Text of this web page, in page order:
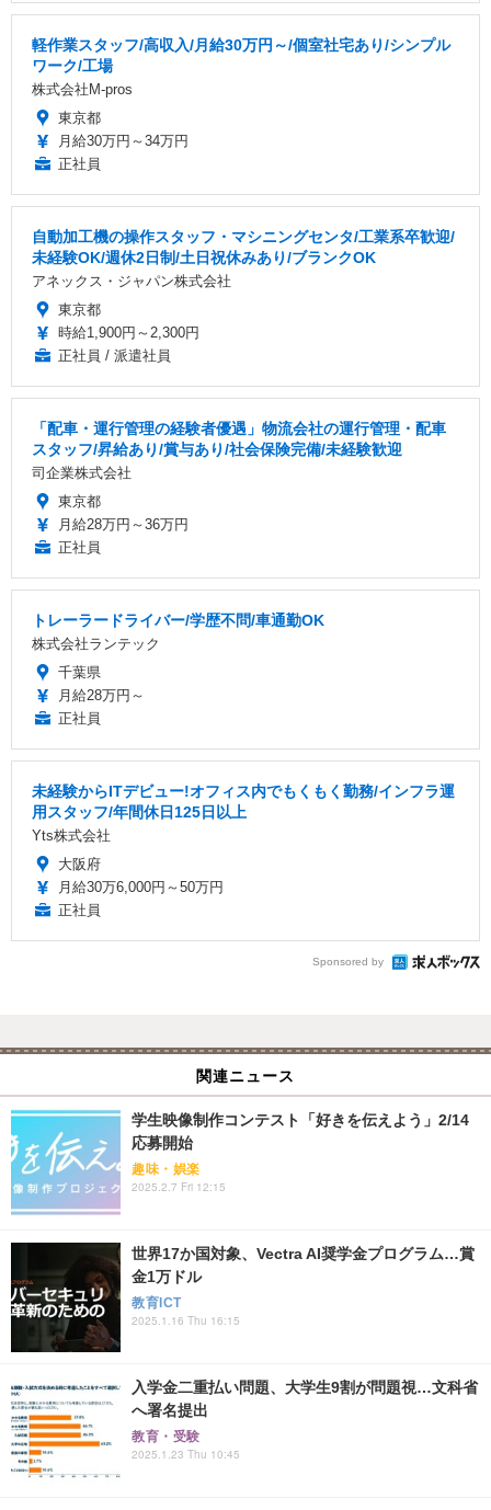
軽作業スタッフ/高収入/月給30万円～/個室社宅あり/シンプル
ワーク/工場
株式会社M-pros
東京都
月給30万円～34万円
正社員
自動加工機の操作スタッフ・マシニングセンタ/工業系卒歓迎/
未経験OK/週休2日制/土日祝休みあり/ブランクOK
アネックス・ジャパン株式会社
東京都
時給1,900円～2,300円
正社員 / 派遣社員
「配車・運行管理の経験者優遇」物流会社の運行管理・配車
スタッフ/昇給あり/賞与あり/社会保険完備/未経験歓迎
司企業株式会社
東京都
月給28万円～36万円
正社員
トレーラードライバー/学歴不問/車通勤OK
株式会社ランテック
千葉県
月給28万円～
正社員
未経験からITデビュー!オフィス内でもくもく勤務/インフラ運
用スタッフ/年間休日125日以上
Yts株式会社
大阪府
月給30万6,000円～50万円
正社員
Sponsored by
関連ニュース
学生映像制作コンテスト「好きを伝えよう」2/14
応募開始
趣味・娯楽
2025.2.7 Fri 12:15
世界17か国対象、Vectra AI奨学金プログラム…賞
金1万ドル
教育ICT
2025.1.16 Thu 16:15
入学金二重払い問題、大学生9割が問題視…文科省
へ署名提出
教育・受験
2025.1.23 Thu 10:45